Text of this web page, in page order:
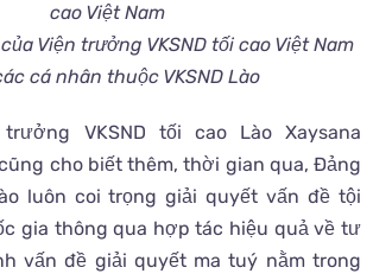
cao Việt Nam
Viện trưởng VKSND tối cao Việt Nam
cá nhân thuộc VKSND Lào
VKSND tối cao Lào Xaysana
cho biết thêm, thời gian qua, Đảng
luôn coi trọng giải quyết vấn đề tội
gia thông qua hợp tác hiệu quả về tư
vấn đề giải quyết ma tuý nằm trong